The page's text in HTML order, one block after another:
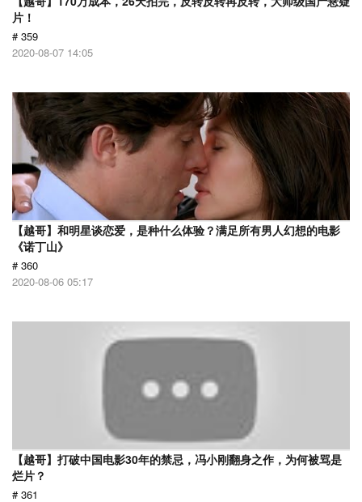
片！
# 359
2020-08-07 14:05
【越哥】和明星谈恋爱，是种什么体验？满足所有男人幻想的电影
《诺丁山》
# 360
2020-08-06 05:17
【越哥】打破中国电影30年的禁忌，冯小刚翻身之作，为何被骂是
烂片？
# 361